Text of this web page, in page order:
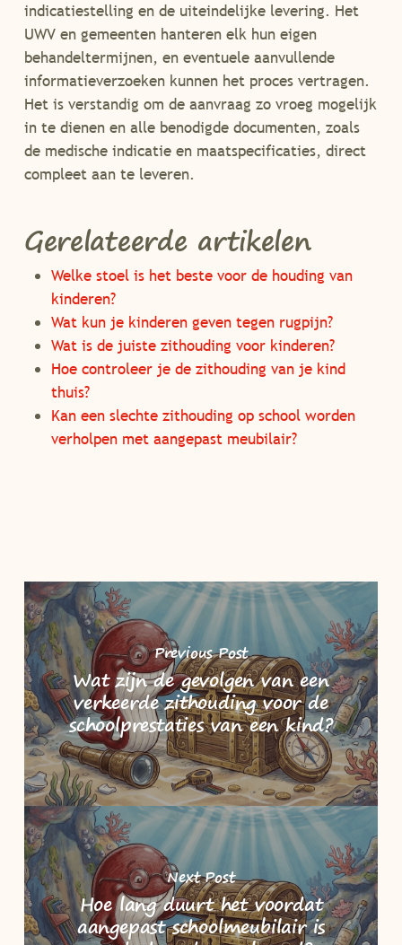
indicatiestelling en de uiteindelijke levering. Het
UWV en gemeenten hanteren elk hun eigen
behandeltermijnen, en eventuele aanvullende
informatieverzoeken kunnen het proces vertragen.
Het is verstandig om de aanvraag zo vroeg mogelijk
in te dienen en alle benodigde documenten, zoals
de medische indicatie en maatspecificaties, direct
compleet aan te leveren.
Gerelateerde artikelen
Welke stoel is het beste voor de houding van
kinderen?
Wat kun je kinderen geven tegen rugpijn?
Wat is de juiste zithouding voor kinderen?
Hoe controleer je de zithouding van je kind
thuis?
Kan een slechte zithouding op school worden
verholpen met aangepast meubilair?
Previous Post
Wat zijn de gevolgen van een
verkeerde zithouding voor de
schoolprestaties van een kind?
Next Post
Hoe lang duurt het voordat
aangepast schoolmeubilair is